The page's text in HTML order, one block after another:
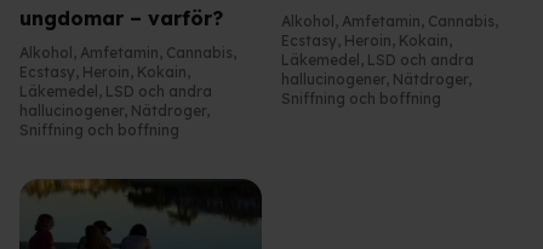
ungdomar – varför?
Alkohol Amfetamin Cannabis
Ecstasy Heroin Kokain
Läkemedel LSD och andra
hallucinogener Nätdroger
Sniffning och boffning
Alkohol Amfetamin Cannabis
Ecstasy Heroin Kokain
Läkemedel LSD och andra
hallucinogener Nätdroger
Sniffning och boffning